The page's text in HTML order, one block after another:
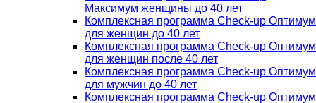
Максимум женщины до 40 лет
Комплексная программа Check-up Оптимум
для женщин до 40 лет
Комплексная программа Check-up Оптимум
для женщин после 40 лет
Комплексная программа Check-up Оптимум
для мужчин до 40 лет
Комплексная программа Check-up Оптимум